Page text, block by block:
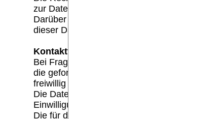
zur Datenerhebung. In keinem Fall
Darüber hinaus setzen wir beim Besuch
dieser Datenschutzerklärung.
Kontaktformular:
Bei Fragen jeglicher Art bieten wir Ihnen die
die geforderten Angaben erforderlich, damit
freiwillig getätigt werden.
Die Datenverarbeitung zum Zwecke der
Einwilligung.
Die für die Benutzung des Kontaktformulars